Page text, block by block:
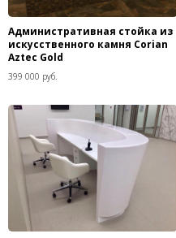
Административная стойка из
искусственного камня Corian
Aztec Gold
399 000 руб.